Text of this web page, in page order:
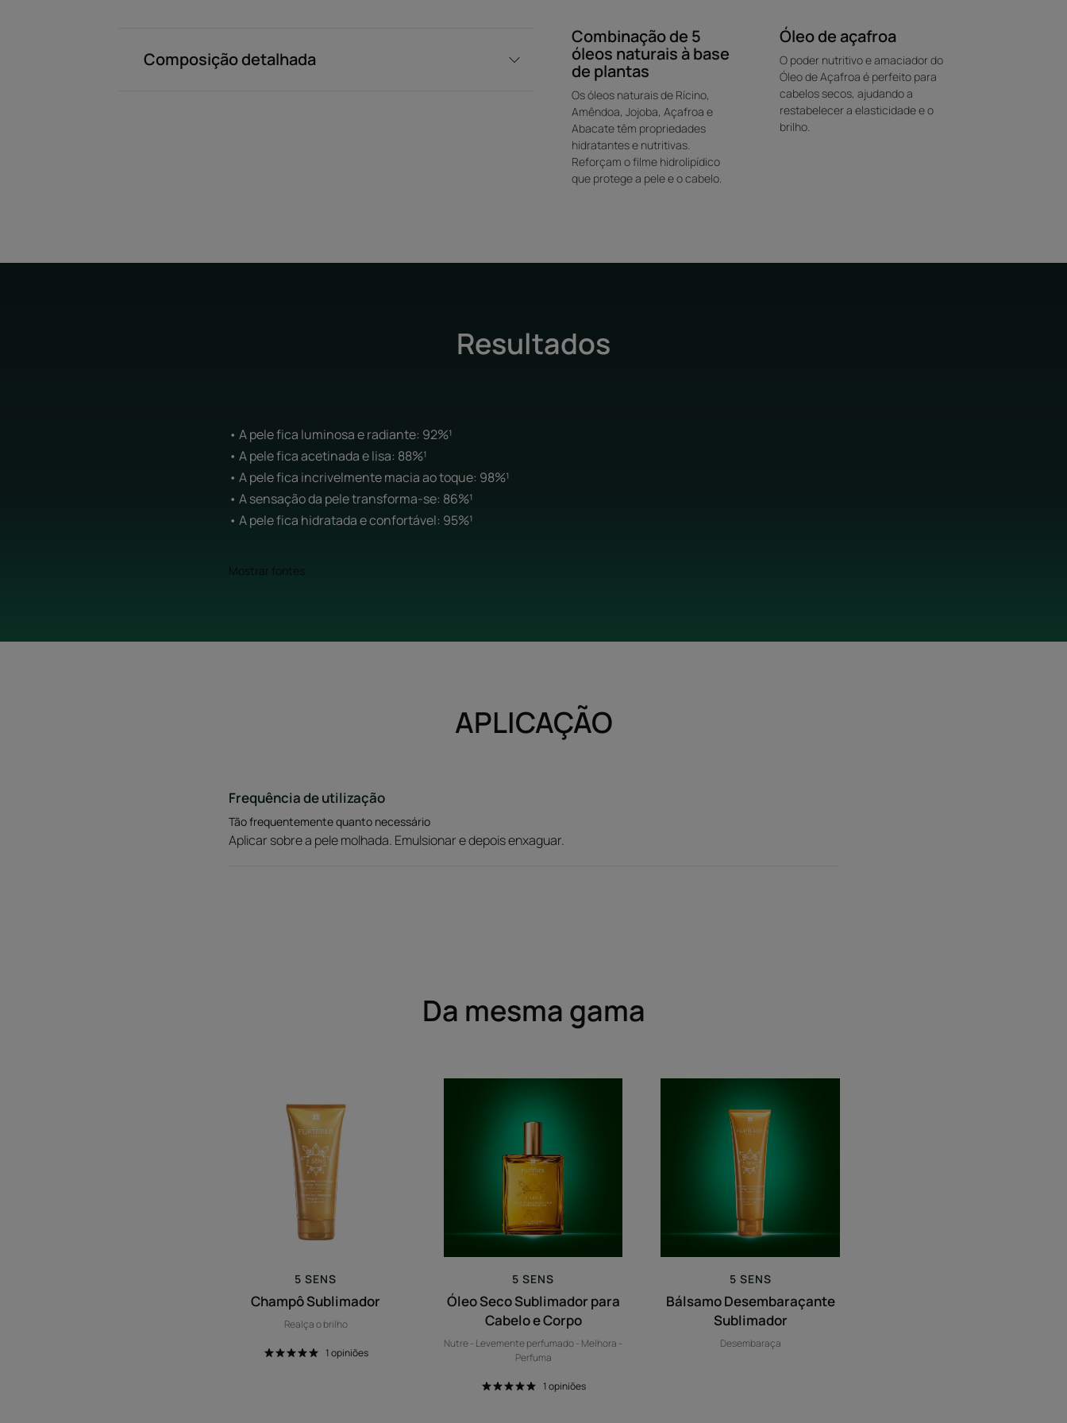
Composição detalhada
Combinação de 5
óleos naturais à base
de plantas
Os óleos naturais de Rícino,
Amêndoa, Jojoba, Açafroa e
Abacate têm propriedades
hidratantes e nutritivas.
Reforçam o filme hidrolipídico
que protege a pele e o cabelo.
Óleo de açafroa
O poder nutritivo e amaciador do
Óleo de Açafroa é perfeito para
cabelos secos, ajudando a
restabelecer a elasticidade e o
brilho.
Resultados
• A pele fica luminosa e radiante: 92%¹
• A pele fica acetinada e lisa: 88%¹
• A pele fica incrivelmente macia ao toque: 98%¹
• A sensação da pele transforma-se: 86%¹
• A pele fica hidratada e confortável: 95%¹
Mostrar fontes
APLICAÇÃO
Frequência de utilização
Tão frequentemente quanto necessário
Aplicar sobre a pele molhada. Emulsionar e depois enxaguar.
Da mesma gama
Sublimador
5 SENS
Champô Sublimador
Realça o brilho
1opiniões
Sublimador
para
Cabelo
Corpo
5 SENS
Óleo Seco Sublimador para
Cabelo e Corpo
Nutre - Levemente perfumado - Melhora -
Perfuma
1opiniões
Desembaraçante
Sublimador
5 SENS
Bálsamo Desembaraçante
Sublimador
Desembaraça